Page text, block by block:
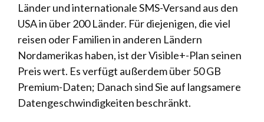
Länder und internationale SMS-Versand aus den
USA in über 200 Länder. Für diejenigen, die viel
reisen oder Familien in anderen Ländern
Nordamerikas haben, ist der Visible+-Plan seinen
Preis wert. Es verfügt außerdem über 50 GB
Premium-Daten; Danach sind Sie auf langsamere
Datengeschwindigkeiten beschränkt.